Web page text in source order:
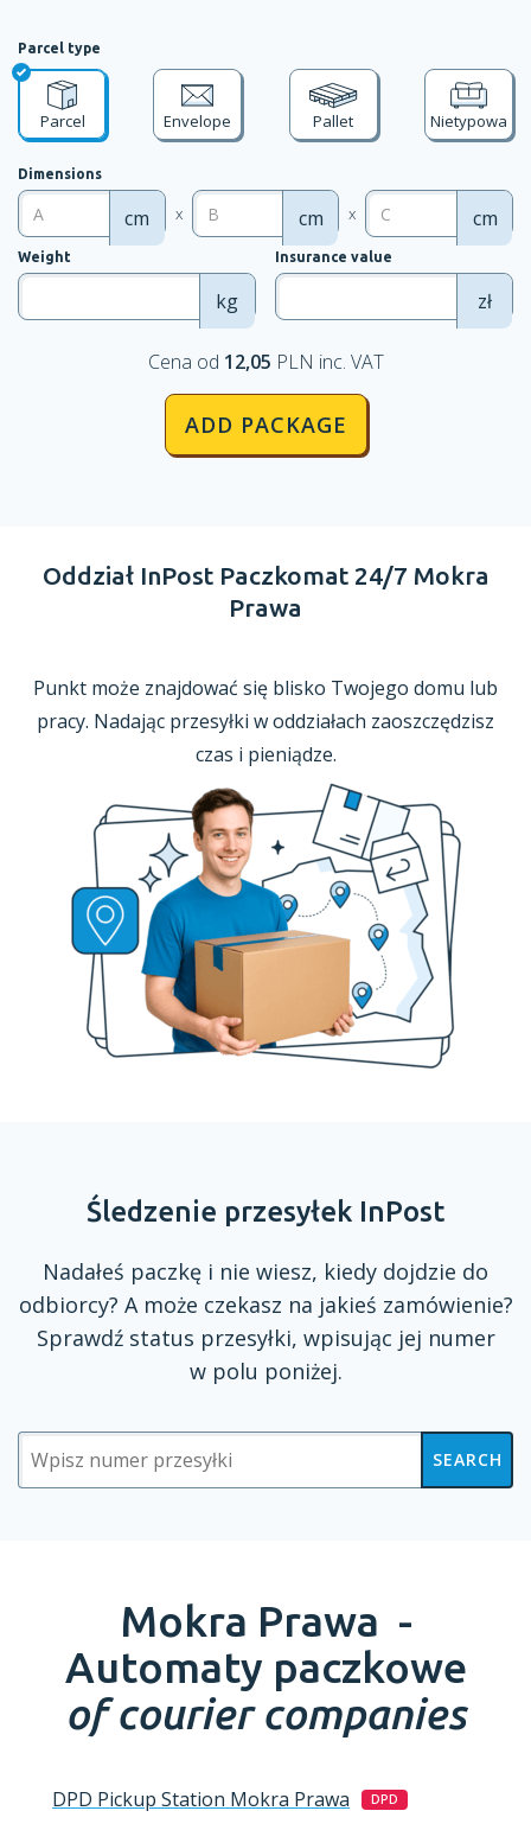
Parcel type
Parcel Envelope Pallet Nietypowa
Dimensions
cm x cm x cm
Weight
kg
Insurance value
zł
Cena od 12,05 PLN inc. VAT
ADD PACKAGE
Oddział InPost Paczkomat 24/7 Mokra
Prawa
Punkt może znajdować się blisko Twojego domu lub
pracy. Nadając przesyłki w oddziałach zaoszczędzisz
czas i pieniądze.
Śledzenie przesyłek InPost
Nadałeś paczkę i nie wiesz, kiedy dojdzie do
odbiorcy? A może czekasz na jakieś zamówienie?
Sprawdź status przesyłki, wpisując jej numer
w polu poniżej.
SEARCH
Mokra Prawa -
Automaty paczkowe
of courier companies
DPD Pickup Station Mokra Prawa DPD